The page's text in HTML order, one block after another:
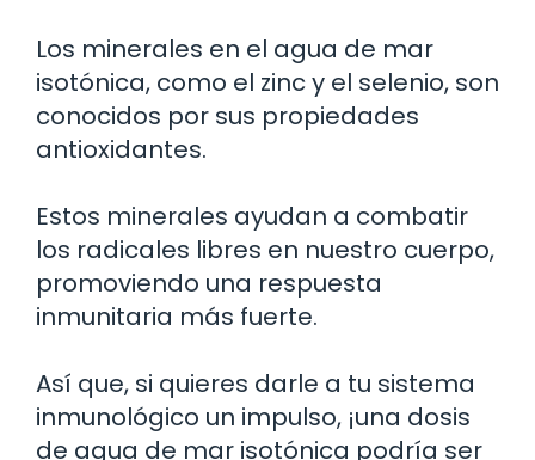
Los minerales en el agua de mar
isotónica, como el zinc y el selenio, son
conocidos por sus propiedades
antioxidantes.
Estos minerales ayudan a combatir
los radicales libres en nuestro cuerpo,
promoviendo una respuesta
inmunitaria más fuerte.
Así que, si quieres darle a tu sistema
inmunológico un impulso, ¡una dosis
de agua de mar isotónica podría ser